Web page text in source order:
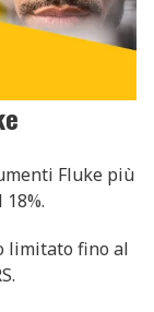
Fluke più
limitato fino al